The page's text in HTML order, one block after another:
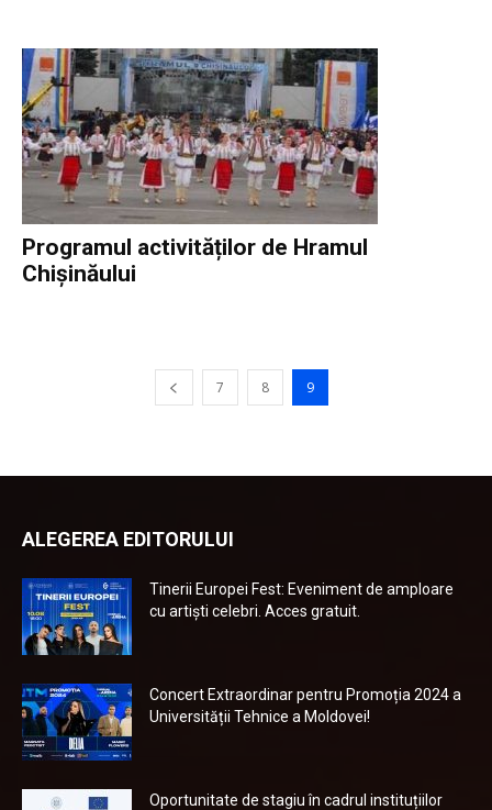
Programul activităților de Hramul
Chișinăului
7 8 9
ALEGEREA EDITORULUI
Tinerii Europei Fest: Eveniment de amploare
cu artiști celebri. Acces gratuit.
Concert Extraordinar pentru Promoția 2024 a
Universității Tehnice a Moldovei!
Oportunitate de stagiu în cadrul instituțiilor